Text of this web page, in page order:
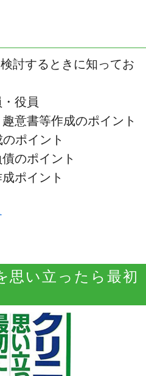
討するときに知ってお
役員
意書等作成のポイント
ポイント
のポイント
ポイント
思い立ったら最初